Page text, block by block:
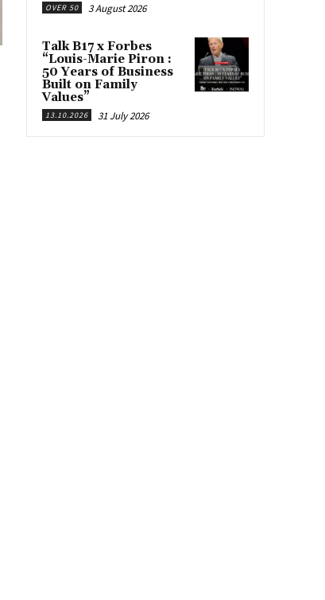
OVER 50 3 August 2026
Talk B17 x Forbes
“Louis-Marie Piron :
50 Years of Business
Built on Family
Values”
13.10.2026 31 July 2026